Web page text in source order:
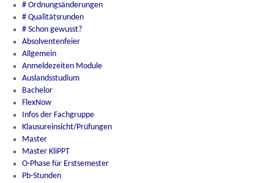
# Ordnungsänderungen
# Qualitätsrunden
# Schon gewusst?
Absolventenfeier
Allgemein
Anmeldezeiten Module
Auslandsstudium
Bachelor
FlexNow
Infos der Fachgruppe
Klausureinsicht/Prüfungen
Master
Master KliPPT
O-Phase für Erstsemester
Pb-Stunden